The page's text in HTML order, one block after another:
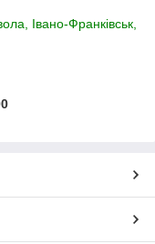
Івано-Франківськ,